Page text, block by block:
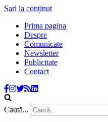
Sari la conținut
Prima pagina
Despre
Comunicate
Newsletter
Publicitate
Contact
Caută...